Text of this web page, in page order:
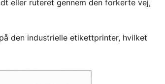
eller ruteret gennem den forkerte vej,
den industrielle etikettprinter, hvilket